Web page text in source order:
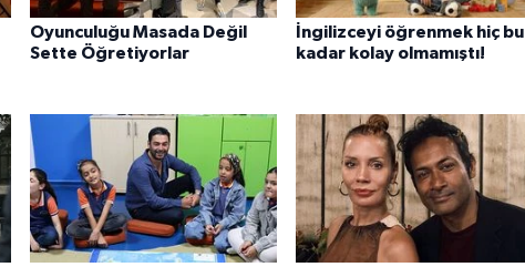
Oyunculuğu Masada Değil
Sette Öğretiyorlar
İngilizceyi öğrenmek hiç bu
kadar kolay olmamıştı!